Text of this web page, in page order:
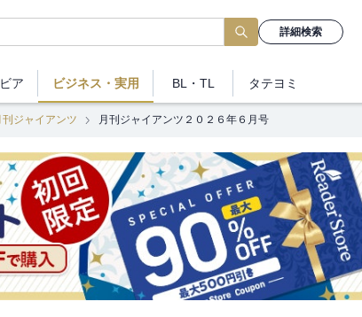
詳細検索
ア ビジネス ・実用 BL・TL タテヨミ
刊ジャイアンツ 月刊ジャイアンツ２０２６年６月号